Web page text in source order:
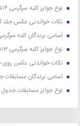
نوع جوایز کلبه سرگرمی ۵۱۴
نکات خواندنی عکس جلد
اسامی برندگان کلبه سرگرمی
نوع جوایز کلبه سرگرمی ۵۱۳
نکات خواندنی عکس روی
اسامی برندگان مسابقات
نوع جوایز مسابقات جدول